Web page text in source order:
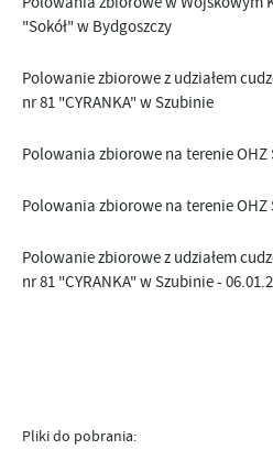
"Sokół" w Bydgoszczy
Polowanie zbiorowe z udziałem
nr 81 "CYRANKA" w Szubinie
Polowania zbiorowe na terenie OHZ
Polowania zbiorowe na terenie OHZ
Polowanie zbiorowe z udziałem
nr 81 "CYRANKA" w Szubinie -
Pliki do pobrania: